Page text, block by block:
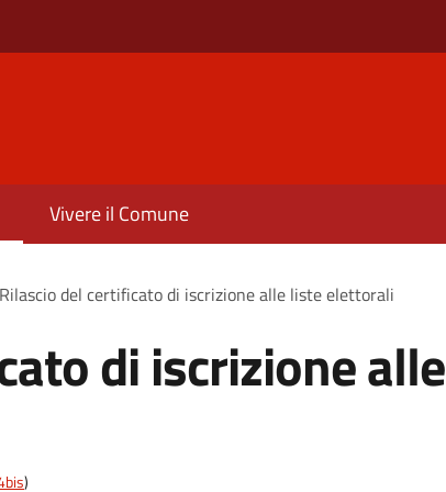
Vivere il Comune
Rilascio del certificato di iscrizione alle liste elettorali
di iscrizione alle
)